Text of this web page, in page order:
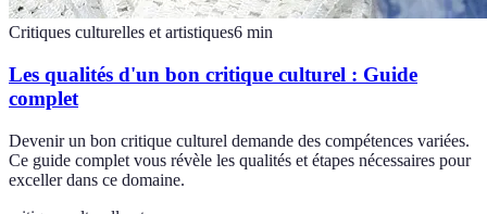
Critiques culturelles et artistiques6 min
Les qualités d'un bon critique culturel : Guide
complet
Devenir un bon critique culturel demande des compétences variées.
Ce guide complet vous révèle les qualités et étapes nécessaires pour
exceller dans ce domaine.